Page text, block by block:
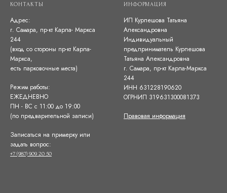
КОНТАКТЫ
Адрес:
г. Самара, пр-кт Карла- Маркса
244
(вход со стороны пр-кт Карла-
Маркса,
есть парковочные места)
Режим работы:
ЕЖЕДНЕВНО
ПН - ВС с 11:00 до 19:00
(по предварительной записи)
Записаться на примерку или
задать вопрос:
+7 (987) 909 20 50
ИНФОРМАЦИЯ
ИП Курпешова Татьяна
Александровна
Индивидуальный
предприниматель Курпешова
Татьяна Александровна
г. Самара, пр-кт Карла-Маркса
244
ИНН 631228190620
ОГРНИП 319631300081373
Правовая информация